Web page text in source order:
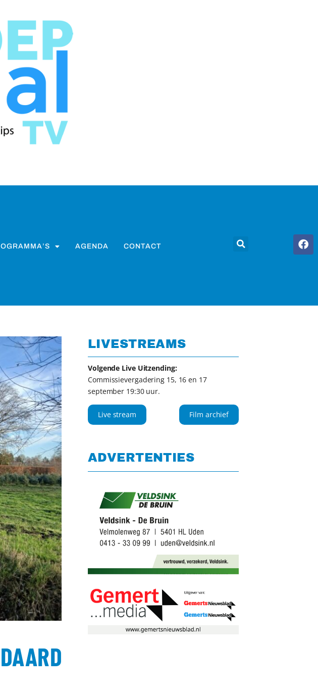
AGENDA CONTACT
LIVESTREAMS
Volgende Live Uitzending:
Commissievergadering 15, 16 en 17
september 19:30 uur.
Live stream Film archief
ADVERTENTIES